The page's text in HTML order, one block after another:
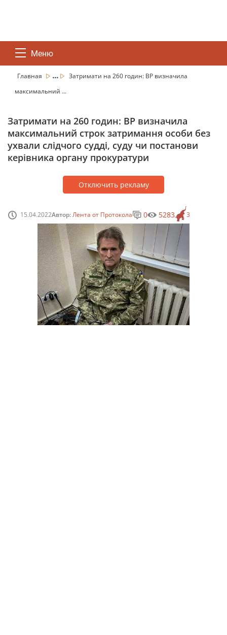
Меню
Главная ...
Затримати на 260 годин: ВР визначила
максимальний ...
Затримати на 260 годин: ВР визначила
максимальний строк затримання особи без
ухвали слідчого судді, суду чи постанови
керівника органу прокуратури
Отключить рекламу
15.04.2022Автор:Лента от Протокола 3
0 5283